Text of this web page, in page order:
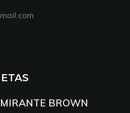
BROWN